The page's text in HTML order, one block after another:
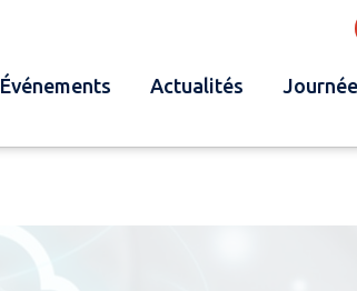
Événements Actualités